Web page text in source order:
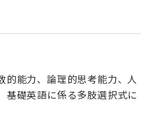
的能力、論理的思考能力、人
基礎英語に係る多肢選択式に